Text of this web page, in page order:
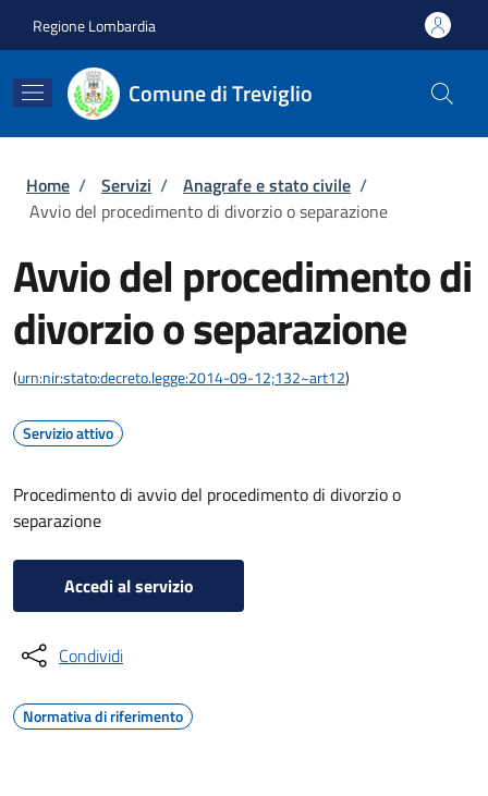
Regione Lombardia
Comune di Treviglio
Briciole di pane
Home / Servizi / Anagrafe e stato civile /
Avvio del procedimento di divorzio o separazione
Avvio del procedimento di
divorzio o separazione
(urn:nir:stato:decreto.legge:2014-09-12;132~art12)
Servizio attivo
Procedimento di avvio del procedimento di divorzio o
separazione
Accedi al servizio
Condividi
Normativa di riferimento